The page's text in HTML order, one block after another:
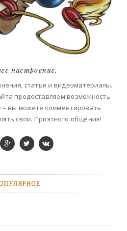
настроение.
статьи и видеоматериалы.
предоставляем возможность
– вы можете комментировать
свои. Приятного общения!